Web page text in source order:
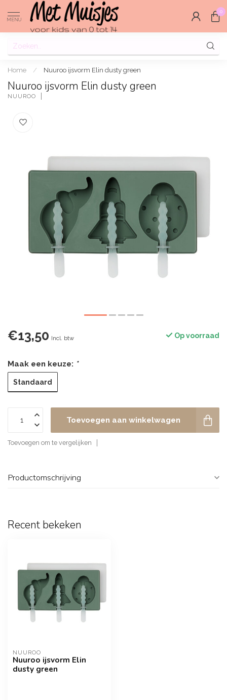
MENU
0
Home / Nuuroo ijsvorm Elin dusty green
Nuuroo ijsvorm Elin dusty green
NUUROO
€13,50 Incl. btw Op voorraad
Maak een keuze: *
Standaard
Toevoegen aan winkelwagen
Toevoegen om te vergelijken
Productomschrijving
Recent bekeken
NUUROO
Nuuroo ijsvorm Elin
dusty green